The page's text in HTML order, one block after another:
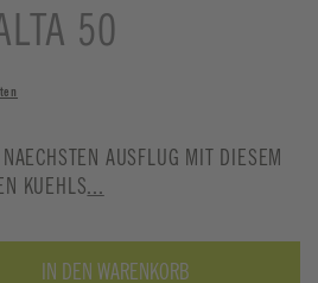
50
AUSFLUG MIT DIESEM
KUEHLS...
IN DEN WARENKORB